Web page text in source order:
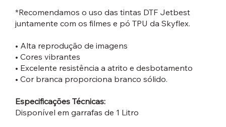
*Recomendamos o uso das tintas DTF Jetbest
juntamente com os filmes e pó TPU da Skyflex.
• Alta reprodução de imagens
• Cores vibrantes
• Excelente resistência a atrito e desbotamento
• Cor branca proporciona branco sólido.
Especificações Técnicas:
Disponível em garrafas de 1 Litro